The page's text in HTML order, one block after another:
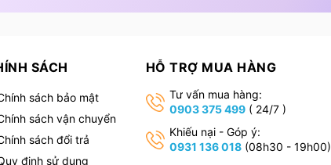
SÁCH
sách bảo mật
sách vận chuyển
sách đổi trả
định sử dụng
HỖ TRỢ MUA HÀNG
Tư vấn mua hàng:
0903 375 499( 24/7 )
Khiếu nại - Góp ý:
0931 136 018(08h30 - 19h00)